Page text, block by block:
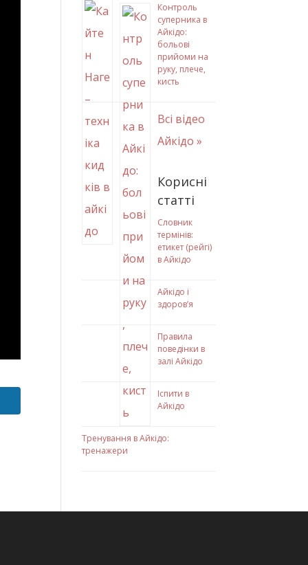
Контроль
суперника в
Айкідо:
больові
прийоми на
руку, плече,
кисть
Всі відео
Айкідо »
Корисні
статті
Словник
термінів:
етикет (рейгі)
в Айкідо
Айкідо і
здоров’я
Правила
поведінки в
залі Айкідо
Іспити в
Айкідо
Тренування в Айкідо:
тренажери